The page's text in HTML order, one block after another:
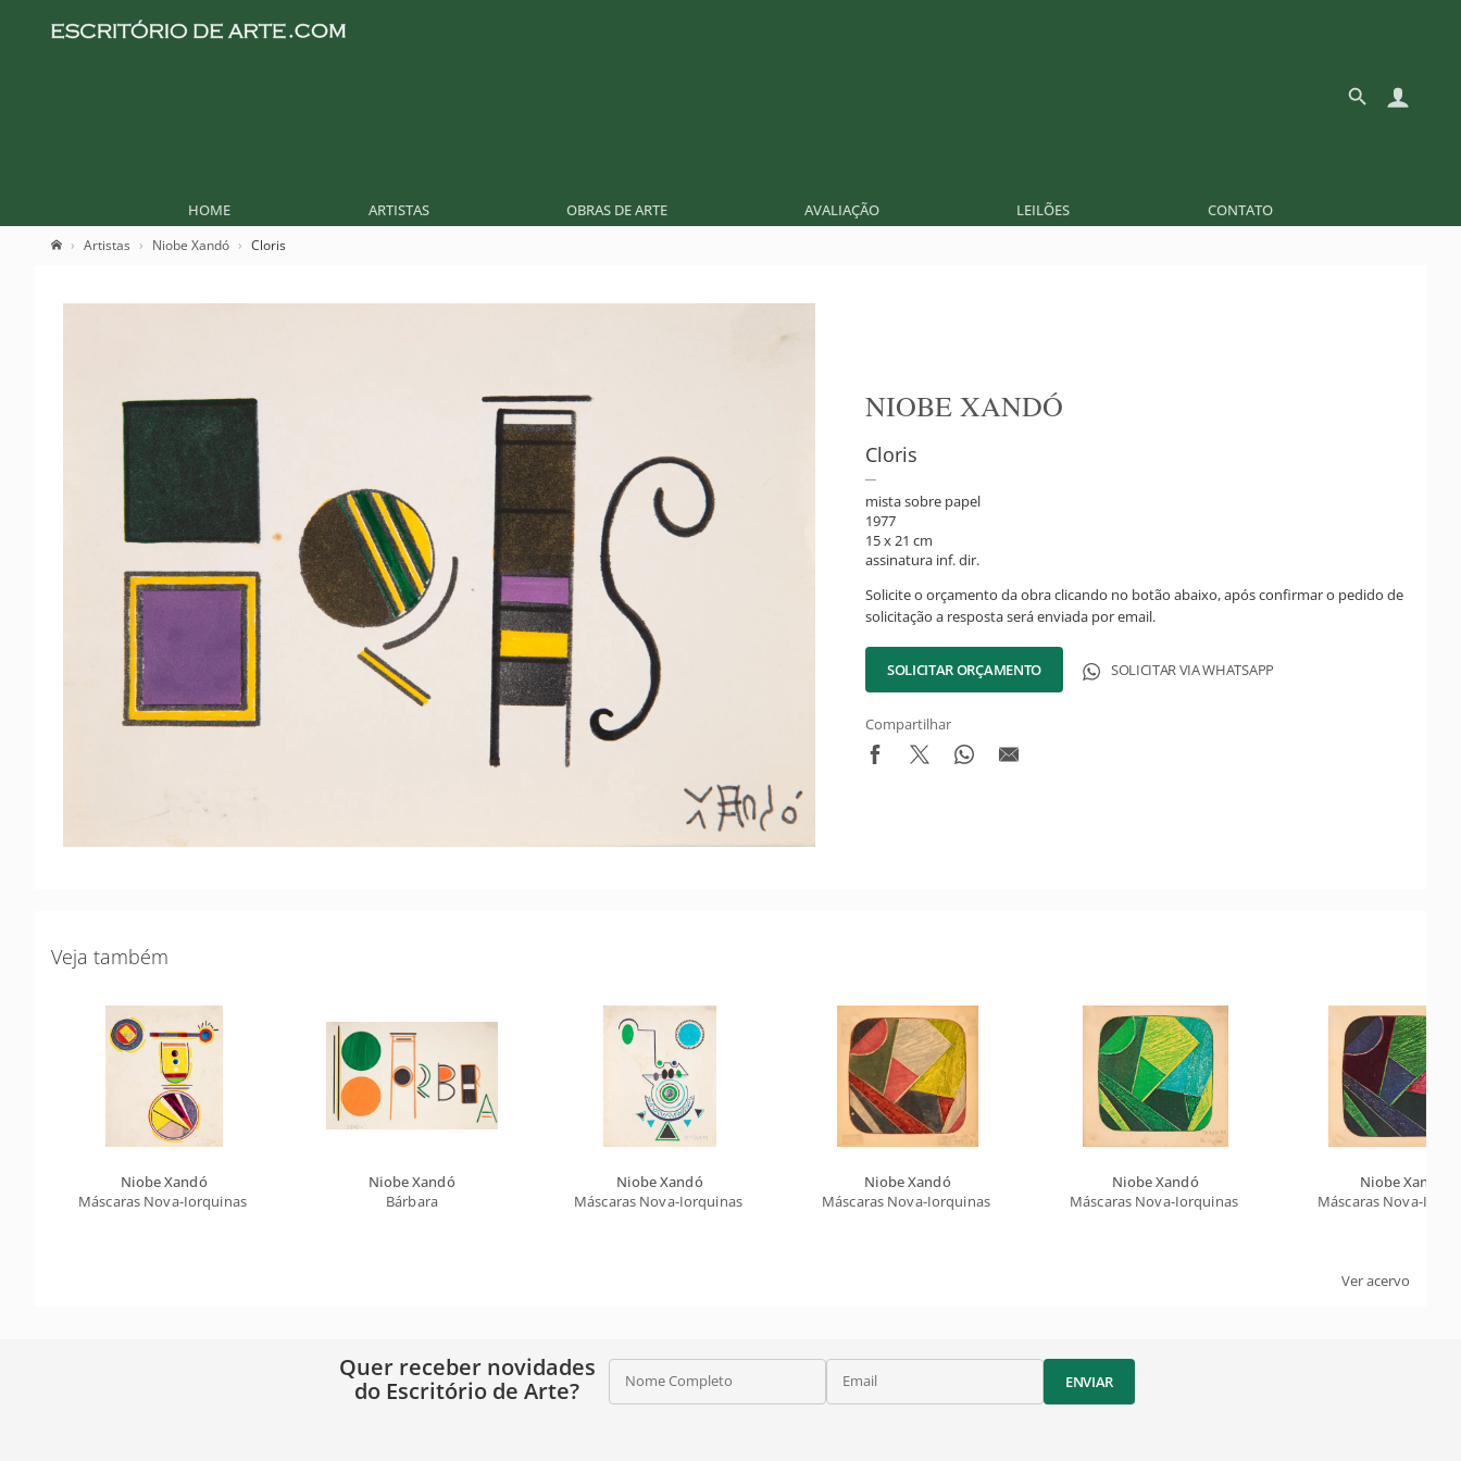
HOME ARTISTAS OBRAS DE ARTE AVALIAÇÃO LEILÕES CONTATO
Artistas Niobe Xandó Cloris
NIOBE XANDÓ
Cloris
mista sobre papel
1977
15 x 21 cm
assinatura inf. dir.
Solicite o orçamento da obra clicando no botão abaixo, após confirmar o pedido de
solicitação a resposta será enviada por email.
SOLICITAR ORÇAMENTO SOLICITAR VIA WHATSAPP
Compartilhar
Veja também
Niobe Xandó
Máscaras Nova-Iorquinas II
Niobe Xandó
Bárbara
Niobe Xandó
Máscaras Nova-Iorquinas II
Niobe Xandó
Máscaras Nova-Iorquinas II
Niobe Xandó
Máscaras Nova-Iorquinas II
Niobe Xandó
Máscaras Nova-
Ver acervo
Quer receber novidades
do Escritório de Arte?
Nome Completo Email ENVIAR